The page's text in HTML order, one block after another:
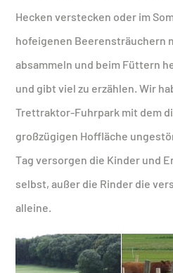
Hecken verstecken oder im
hofeigenen Beerensträuchern
absammeln und beim Füttern
und gibt viel zu erzählen. Wir
Trettraktor-Fuhrpark mit dem
großzügigen Hoffläche
Tag versorgen die Kinder und
selbst, außer die Rinder die
alleine.